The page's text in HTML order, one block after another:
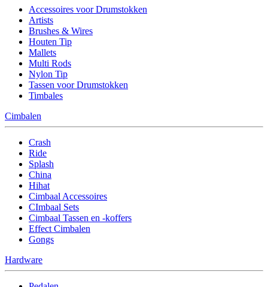
Accessoires voor Drumstokken
Artists
Brushes & Wires
Houten Tip
Mallets
Multi Rods
Nylon Tip
Tassen voor Drumstokken
Timbales
Cimbalen
Crash
Ride
Splash
China
Hihat
Cimbaal Accessoires
CImbaal Sets
Cimbaal Tassen en -koffers
Effect Cimbalen
Gongs
Hardware